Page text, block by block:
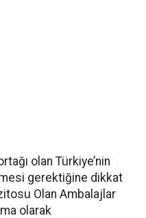
olan Türkiye’nin
gerektiğine dikkat
Olan Ambalajlar
olarak